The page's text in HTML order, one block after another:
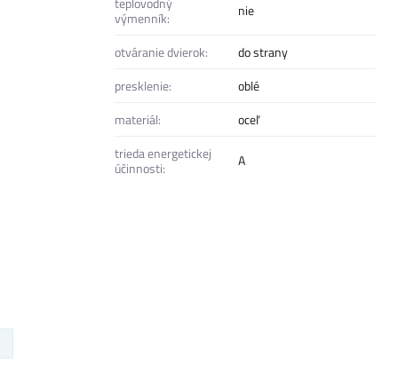
výmenník:
nie
otváranie dvierok:
do strany
presklenie:
oblé
materiál:
oceľ
trieda energetickej
účinnosti:
A